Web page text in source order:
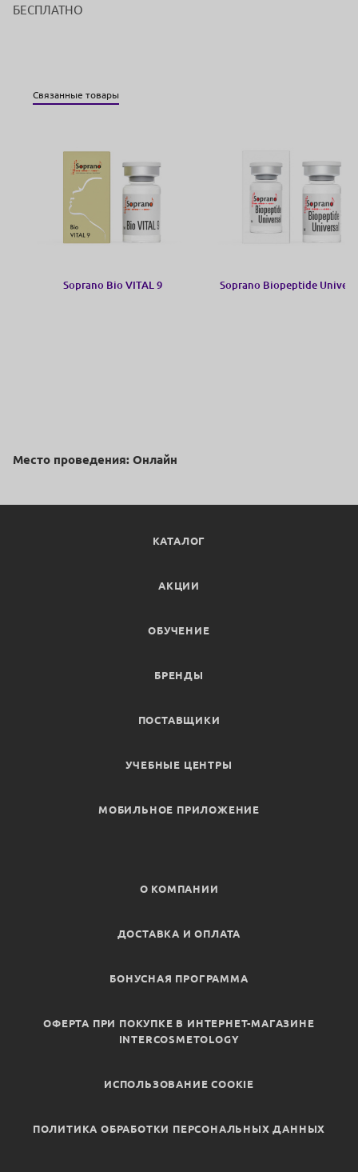
БЕСПЛАТНО
Связанные товары
Soprano Bio VITAL 9 Soprano Biopeptide
Место проведения: Онлайн
КАТАЛОГ
АКЦИИ
ОБУЧЕНИЕ
БРЕНДЫ
ПОСТАВЩИКИ
УЧЕБНЫЕ ЦЕНТРЫ
МОБИЛЬНОЕ ПРИЛОЖЕНИЕ
О КОМПАНИИ
ДОСТАВКА И ОПЛАТА
БОНУСНАЯ ПРОГРАММА
ОФЕРТА ПРИ ПОКУПКЕ В ИНТЕРНЕТ-МАГАЗИНЕ
INTERCOSMETOLOGY
ИСПОЛЬЗОВАНИЕ COOKIE
ПОЛИТИКА ОБРАБОТКИ ПЕРСОНАЛЬНЫХ ДАННЫХ